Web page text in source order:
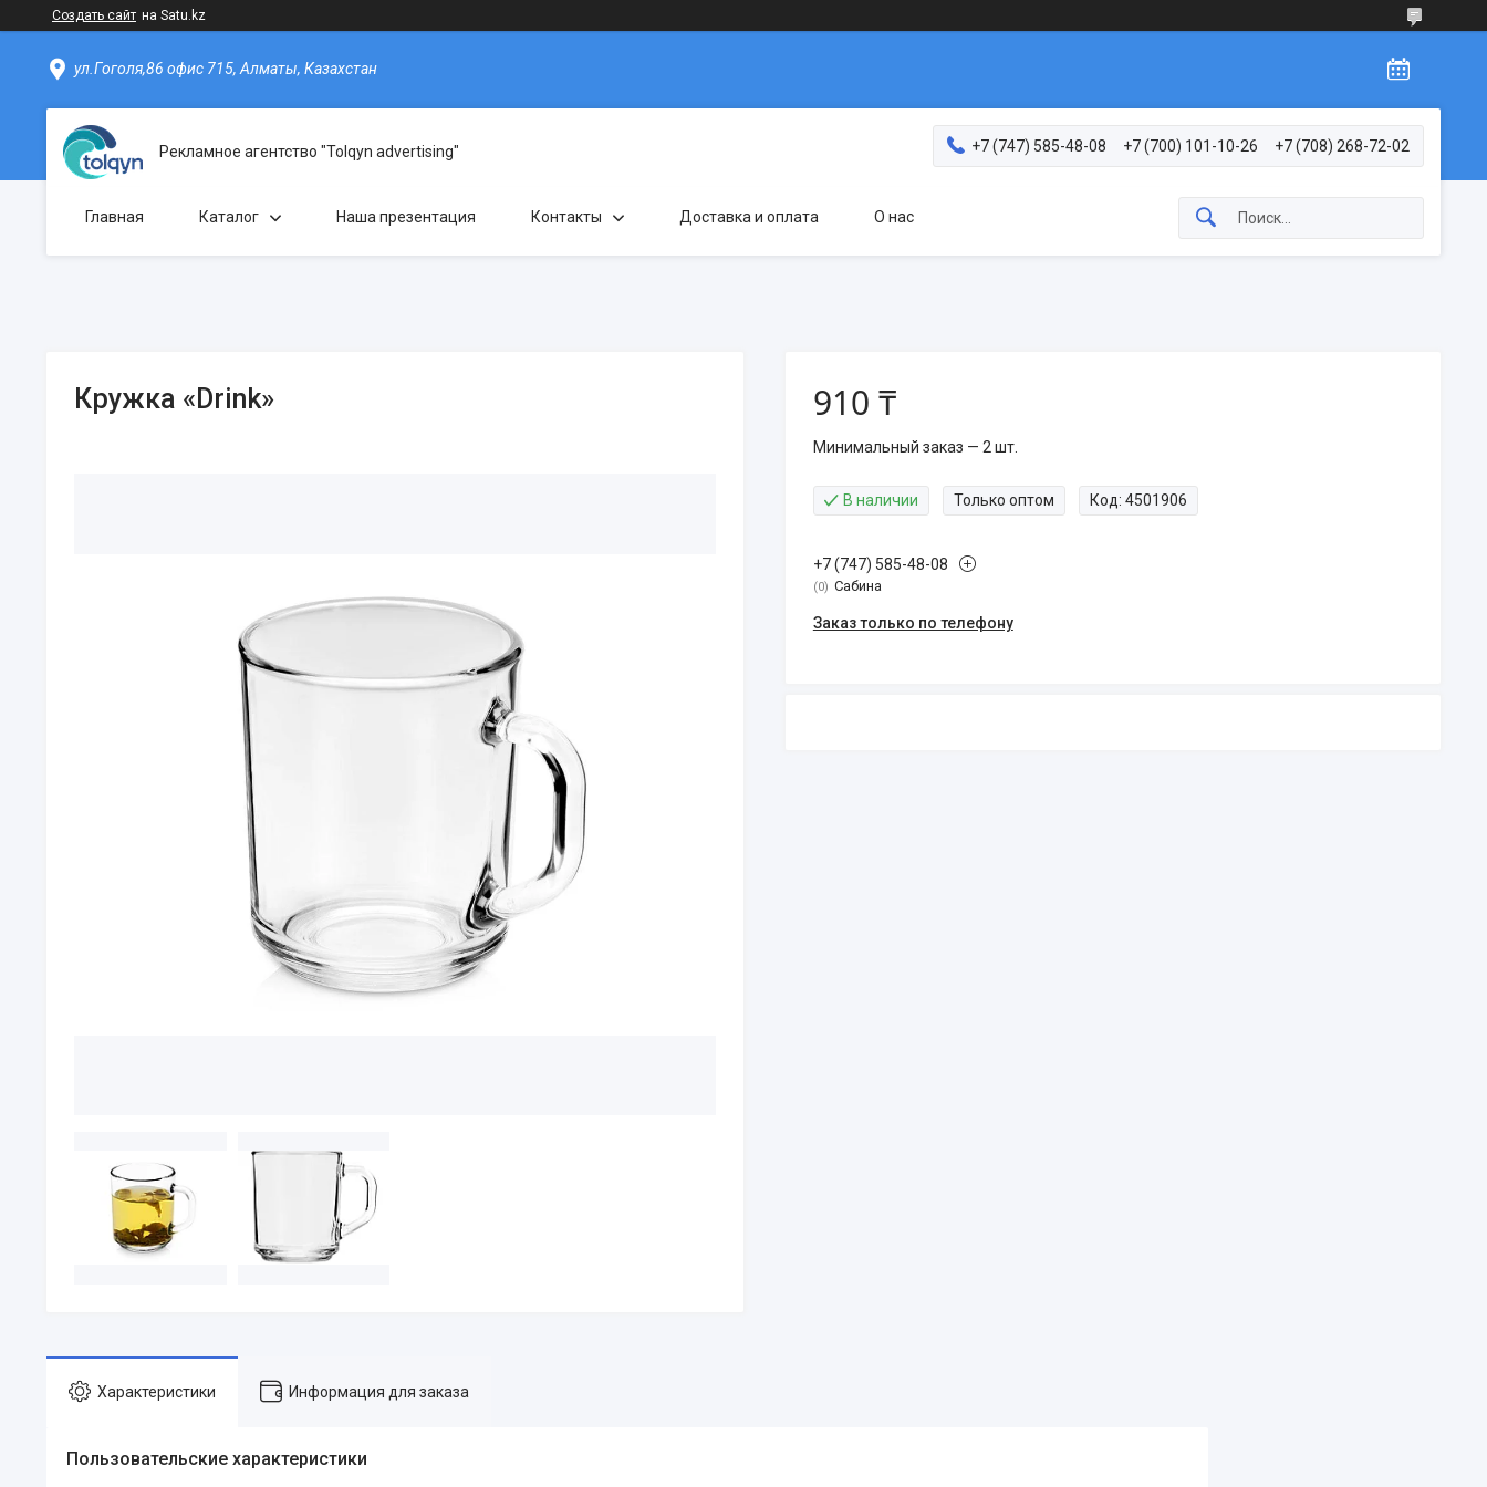
Создать сайт на Satu.kz
ул.Гоголя,86 офис 715, Алматы, Казахстан
Рекламное агентство "Tolqyn advertising" +7 (747) 585-48-08 +7 (700) 101-10-26 +7 (708) 268-72-02
Главная Каталог Наша презентация Контакты Доставка и оплата О нас
Кружка «Drink» 910 ₸
Минимальный заказ — 2 шт.
В наличии Только оптом Код: 4501906
+7 (747) 585-48-08
0 Сабина
Заказ только по телефону
Характеристики Информация для заказа
Пользовательские характеристики